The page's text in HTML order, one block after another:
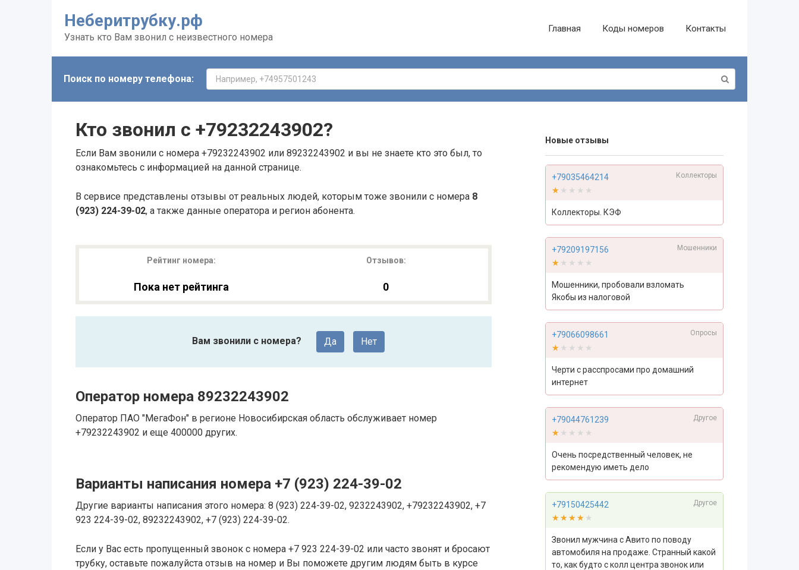
Неберитрубку.рф
Узнать кто Вам звонил с неизвестного номера
Главная Коды номеров Контакты
Поиск по номеру телефона:
Кто звонил с +79232243902?
Если Вам звонили с номера +79232243902 или 89232243902 и вы не знаете кто это был, то
ознакомьтесь с информацией на данной странице.
В сервисе представлены отзывы от реальных людей, которым тоже звонили с номера 8
(923) 224-39-02, а также данные оператора и регион абонента.
Рейтинг номера:
Пока нет рейтинга
Отзывов:
0
Вам звонили с номера? Да Нет
Оператор номера 89232243902
Оператор ПАО "МегаФон" в регионе Новосибирская область обслуживает номер
+79232243902 и еще 400000 других.
Варианты написания номера +7 (923) 224-39-02
Другие варианты написания этого номера: 8 (923) 224-39-02, 9232243902, +79232243902, +7
923 224-39-02, 89232243902, +7 (923) 224-39-02.
Если у Вас есть пропущенный звонок с номера +7 923 224-39-02 или часто звонят и бросают
трубку, оставьте пожалуйста отзыв на номер и Вы поможете другим людям быть в курсе
Новые отзывы
+79035464214 Коллекторы
★★★★★
★★★★★
Коллекторы. КЭФ
+79209197156 Мошенники
★★★★★
★★★★★
Мошенники, пробовали взломать
Якобы из налоговой
+79066098661 Опросы
★★★★★
★★★★★
Черти с расспросами про домашний
интернет
+79044761239 Другое
★★★★★
★★★★★
Очень посредственный человек, не
рекомендую иметь дело
+79150425442 Другое
★★★★★
★★★★★
Звонил мужчина с Авито по поводу
автомобиля на продаже. Странный какой
то, как будто с колл центра звонок или